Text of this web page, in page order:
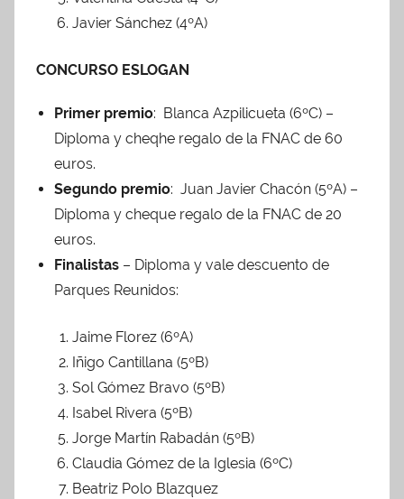
Javier Sánchez (4ºA)
CONCURSO ESLOGAN
Primer premio: Blanca Azpilicueta (6ºC) –
Diploma y cheqhe regalo de la FNAC de 60
euros.
Segundo premio: Juan Javier Chacón (5ºA) –
Diploma y cheque regalo de la FNAC de 20
euros.
Finalistas – Diploma y vale descuento de
Parques Reunidos:
Jaime Florez (6ºA)
Iñigo Cantillana (5ºB)
Sol Gómez Bravo (5ºB)
Isabel Rivera (5ºB)
Jorge Martín Rabadán (5ºB)
Claudia Gómez de la Iglesia (6ºC)
Beatriz Polo Blazquez